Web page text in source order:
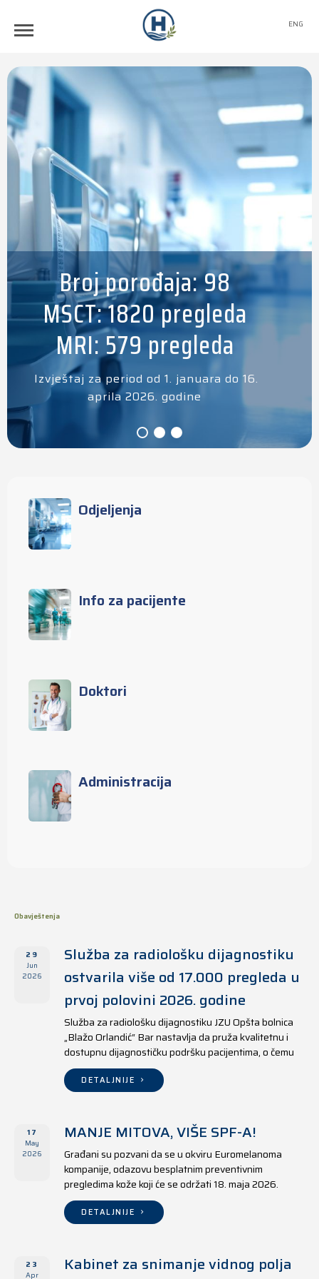
ENG
Broj porođaja: 98
MSCT: 1820 pregleda
MRI: 579 pregleda
Izvještaj za period od 1. januara do 16.
aprila 2026. godine
Odjeljenja
Info za pacijente
Doktori
Administracija
Obavještenja
29
Jun
2026
Služba za radiološku dijagnostiku
ostvarila više od 17.000 pregleda u
prvoj polovini 2026. godine
Služba za radiološku dijagnostiku JZU Opšta bolnica
„Blažo Orlandić“ Bar nastavlja da pruža kvalitetnu i
dostupnu dijagnostičku podršku pacijentima, o čemu
svjedoče i rezultati ostvareni u periodu od 1. januara
do 17. juna 2026. godine.
DETALJNIJE
17
May
2026
MANJE MITOVA, VIŠE SPF-A!
Građani su pozvani da se u okviru Euromelanoma
kompanije, odazovu besplatnim preventivnim
pregledima kože koji će se održati 18. maja 2026.
godine u jedanaest opština širom Crne Gore, kako u
državnim tako i u privatnim zdravstvenim ustanovama.
DETALJNIJE
23
Apr
Kabinet za snimanje vidnog polja